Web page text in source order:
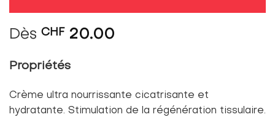
Dès CHF 20.00
Propriétés
Crème ultra nourrissante cicatrisante et
hydratante. Stimulation de la régénération tissulaire.